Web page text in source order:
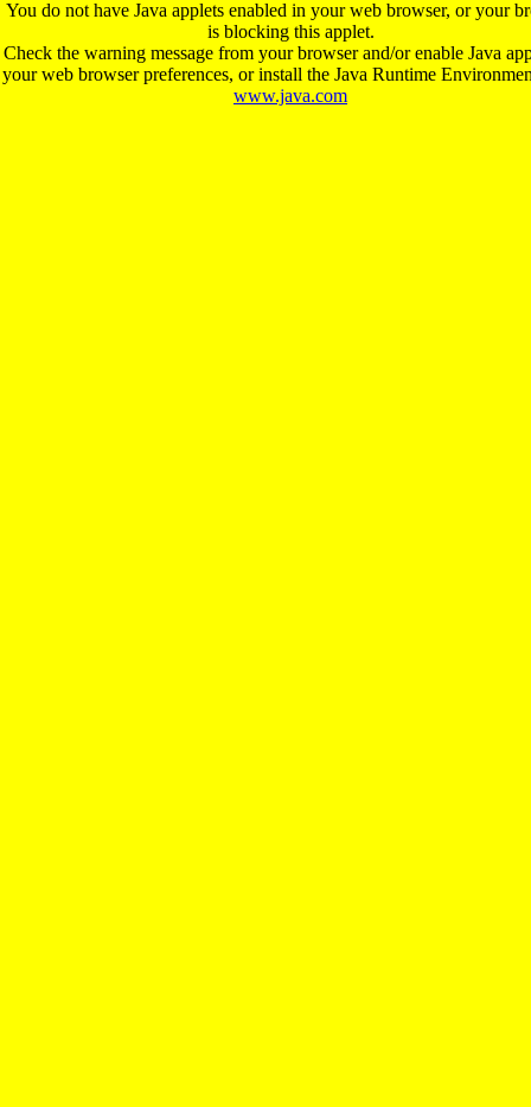
You do not have Java applets enabled in your web browser, or your
is blocking this applet.
Check the warning message from your browser and/or enable Java
your web browser preferences, or install the Java Runtime
www.java.com